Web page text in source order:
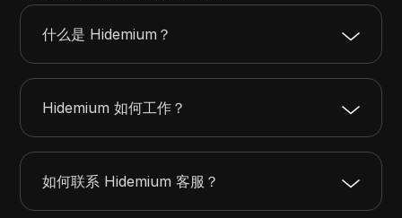
什么是 Hidemium？
Hidemium 如何工作？
如何联系 Hidemium 客服？